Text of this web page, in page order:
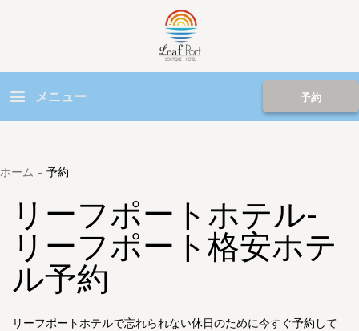
メニュー 予約
ホーム – 予約
リーフポートホテル-
リーフポート格安ホテ
ル予約
リーフポートホテルで忘れられない休日のために今すぐ予約して